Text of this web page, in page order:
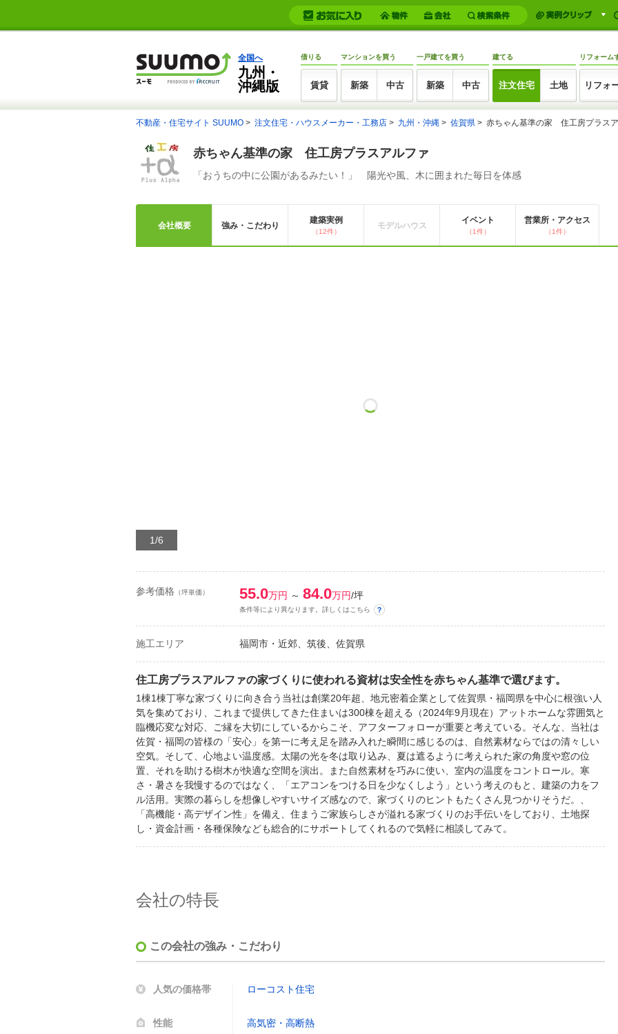
全国へ
九州・
沖縄版
借りる
賃貸
マンションを買う
新築 中古
一戸建てを買う
新築 中古
建てる
注文住宅 土地
リフォーム
リフォ
不動産・住宅サイト SUUMO 注文住宅・ハウスメーカー・工務店 九州・沖縄 佐賀県 赤ちゃん基準の家 住工房プラス
赤ちゃん基準の家 住工房プラスアルファ
「おうちの中に公園があるみたい！」 陽光や風、木に囲まれた毎日を体感
会社概要 強み・こだわり
建築実例
（12件）
モデルハウス
イベント
（1件）
営業所・アクセス
（1件）
1/6
参考価格 （坪単価） 55.0万円 ～ 84.0万円/坪
条件等により異なります。詳しくはこちら
施工エリア 福岡市・近郊、筑後、佐賀県
住工房プラスアルファの家づくりに使われる資材は安全性を赤ちゃん基準で選びます。
1棟1棟丁寧な家づくりに向き合う当社は創業20年超、地元密着企業として佐賀県・福岡県を中心に根強い人
気を集めており、これまで提供してきた住まいは300棟を超える（2024年9月現在）アットホームな雰囲気と
臨機応変な対応、ご縁を大切にしているからこそ、アフターフォローが重要と考えている。そんな、当社は
佐賀・福岡の皆様の「安心」を第一に考え足を踏み入れた瞬間に感じるのは、自然素材ならではの清々しい
空気。そして、心地よい温度感。太陽の光を冬は取り込み、夏は遮るように考えられた家の角度や窓の位
置、それを助ける樹木が快適な空間を演出。また自然素材を巧みに使い、室内の温度をコントロール。寒
さ・暑さを我慢するのではなく、「エアコンをつける日を少なくしよう」という考えのもと、建築の力をフ
ル活用。実際の暮らしを想像しやすいサイズ感なので、家づくりのヒントもたくさん見つかりそうだ。、
「高機能・高デザイン性」を備え、住まうご家族らしさが溢れる家づくりのお手伝いをしており、土地探
し・資金計画・各種保険なども総合的にサポートしてくれるので気軽に相談してみて。
会社の特長
この会社の強み・こだわり
人気の価格帯 ローコスト住宅
性能 高気密・高断熱